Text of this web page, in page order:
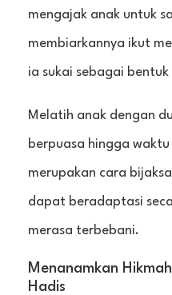
mengajak anak untuk
membiarkannya ikut
ia sukai sebagai
Melatih anak dengan
berpuasa hingga
merupakan cara
dapat beradaptasi
merasa terbebani.
Menanamkan
Hadis